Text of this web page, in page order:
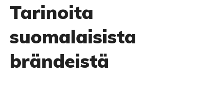
Tarinoita
suomalaisista
brändeistä